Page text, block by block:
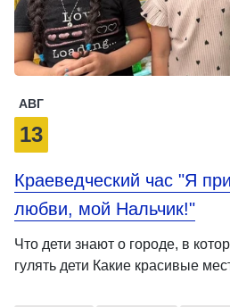
АВГ
13
Краеведческий час "Я
любви, мой Нальчик!"
Что дети знают о городе, в
гулять дети Какие красивые